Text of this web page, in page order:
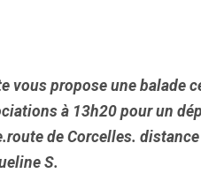
vous propose une balade
à 13h20 pour un
de Corcelles.
S.